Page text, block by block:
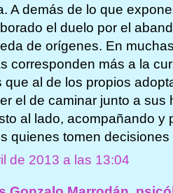
A demás de lo que
el duelo por el
de orígenes. En
corresponden más a la
que al de los propios
el de caminar junto a sus
al lado, acompañando y
quienes tomen
de 2013 a las 13:04